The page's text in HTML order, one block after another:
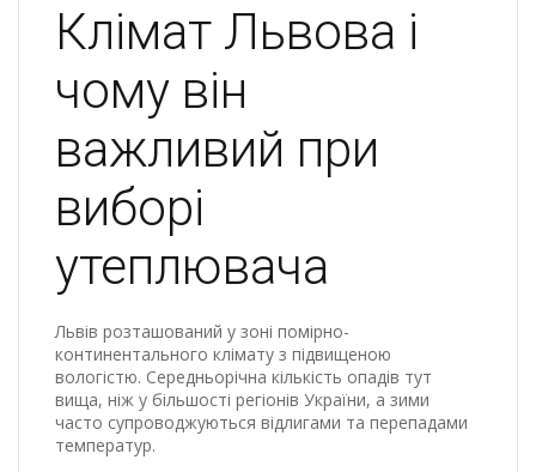
Клімат Львова і
чому він
важливий при
виборі
утеплювача
Львів розташований у зоні помірно-
континентального клімату з підвищеною
вологістю. Середньорічна кількість опадів тут
вища, ніж у більшості регіонів України, а зими
часто супроводжуються відлигами та перепадами
температур.